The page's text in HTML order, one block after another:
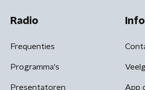
Radio
Frequenties
Programma's
Presentatoren
Info
App